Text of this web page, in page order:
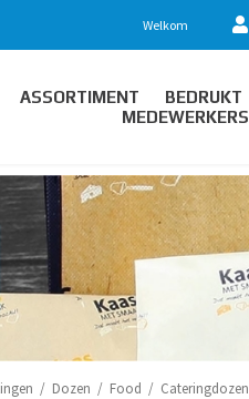
Welkom
ASSORTIMENT BEDRUKT
MEDEWERKERS
/ Dozen / Food / Cateringdozen